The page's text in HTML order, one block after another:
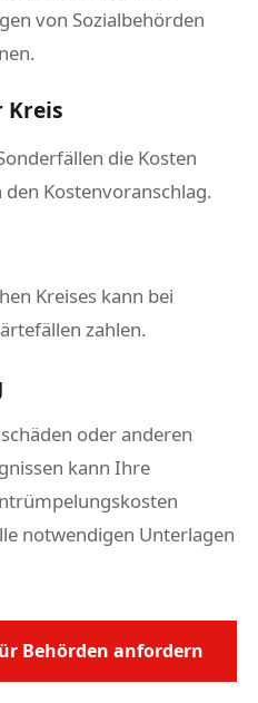
von Sozialbehörden
Kreis
die Kosten
Kostenvoranschlag.
Kreises kann bei
zahlen.
oder anderen
kann Ihre
notwendigen Unterlagen
Behörden anfordern